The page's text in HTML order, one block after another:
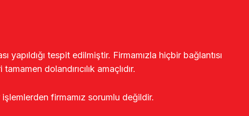
yapıldığı tespit edilmiştir. Firmamızla hiçbir bağlantısı
dolandırıcılık amaçlıdır.
firmamız sorumlu değildir.